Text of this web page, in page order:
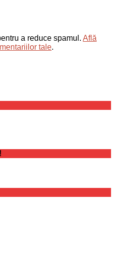
a reduce spamul. Află
tale.